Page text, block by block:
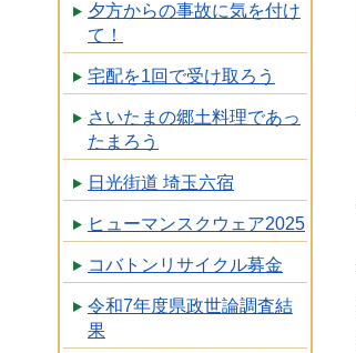
夕方からの事故に気を付け
て！
宅配を1回で受け取ろう
さいたまの郷土料理であっ
たまろう
日光街道 埼玉六宿
ヒューマンスクウェア2025
コバトンリサイクル募金
令和7年度県政世論調査結
果